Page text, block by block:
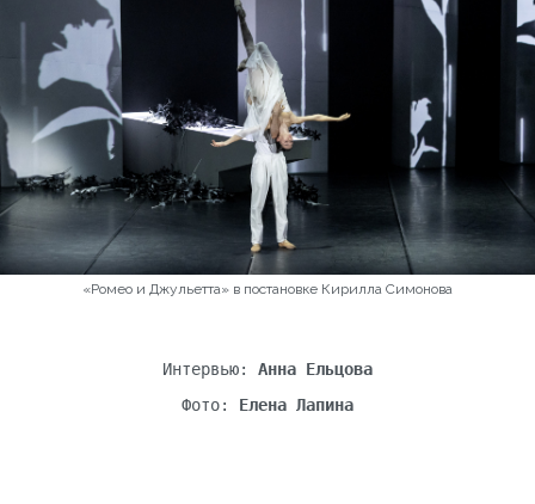
«Ромео и Джульетта» в постановке Кирилла Симонова
Интервью:
Фото: Елена Лапина